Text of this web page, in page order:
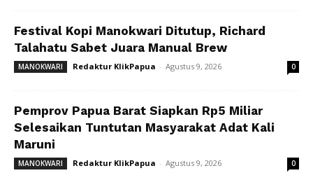
Festival Kopi Manokwari Ditutup, Richard
Talahatu Sabet Juara Manual Brew
MANOKWARI Redaktur KlikPapua - Agustus 9, 2026 0
Pemprov Papua Barat Siapkan Rp5 Miliar
Selesaikan Tuntutan Masyarakat Adat Kali
Maruni
MANOKWARI Redaktur KlikPapua - Agustus 9, 2026 0